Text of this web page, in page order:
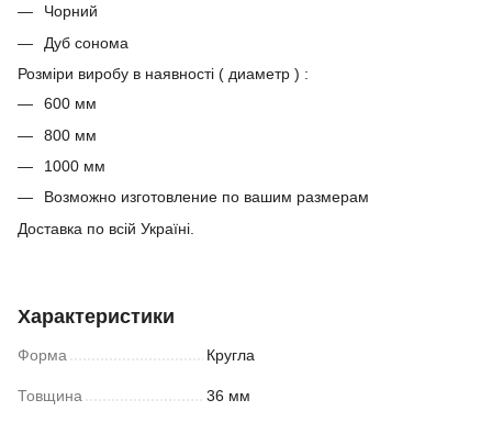
Чорний
Дуб сонома
Розміри виробу в наявності ( диаметр ) :
600 мм
800 мм
1000 мм
Возможно изготовление по вашим размерам
Доставка по всій Україні.
Характеристики
Форма Кругла
Товщина 36 мм